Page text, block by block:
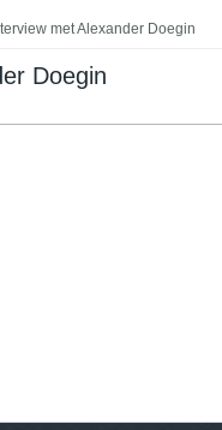
met Alexander Doegin
Doegin